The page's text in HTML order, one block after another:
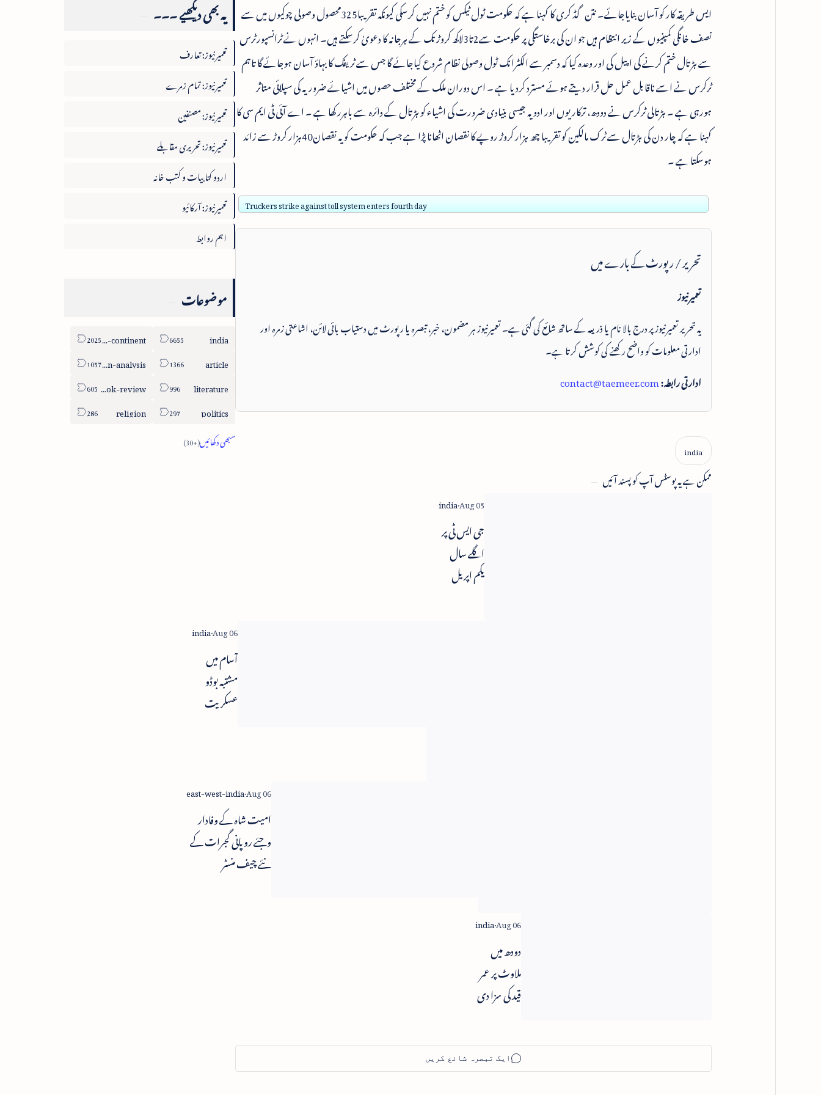
ایس طریقہ کار کو آسان بنایاجائے۔ نتن گڈ کری کا کہنا ہے کہ حکومت ٹول ٹیکس کو ختم نہیں کرسکی کیونکہ تقریبا325محصول وصولی چوکیوں میں سے
نصف خانگی کمپنیوں کے زیر انتظام ہیں جو ان کی برخاستگی پر حکومت سے2تا3لاکھ کروڑ تک کے ہرجانہ کا دعویٰ کرسکتے ہیں۔ انہوں نے ٹرانسپورٹرس
سے ہڑتال ختم کرنے کی اپیل کی اور وعدہ کیا کہ دسمبر سے الکٹرانک ٹول وصولی نظام شروع کیاجائے گا جس سے ٹریفک کا بہاؤ آسان ہوجائے گا تاہم
ٹرکرس نے اسے ناقابل عمل حل قرار دیتے ہوئے مسترد کردیا ہے ۔ اس دوران ملک کے مختلف حصوں میں اشیائے ضروریہ کی سپلائی متاثر
ہورہی ہے ۔ ہڑتالی ٹرکرس نے دودھ، ترکاریوں اور ادویہ جیسی بنیادی ضرورت کی اشیاء کو ہڑتال کے دائرہ سے باہرر کھا ہے ۔ اے آئی ٹی ایم سی کا
کہنا ہے کہ چار دن کی ہڑتال سے ٹرک مالکین کو تقریبا چھ ہزار کروڑ روپے کا نقصان اٹھانا پڑا ہے جب کہ حکومت کو یہ نقصان40ہزار کروڑ سے زائد
ہوسکتا ہے ۔
Truckers strike against toll system enters fourth day
تحریر / رپورٹ کے بارے میں
تعمیرنیوز
یہ تحریر تعمیرنیوز پر درج بالا نام یا ذریعہ کے ساتھ شائع کی گئی ہے۔ تعمیرنیوز ہر مضمون، خبر، تبصرہ یا رپورٹ میں دستیاب بائی لائن، اشاعتی زمرہ اور
ادارتی معلومات کو واضح رکھنے کی کوشش کرتا ہے۔
ادارتی رابطہ:contact@taemeer.com
ممکن ہے یہ پوسٹس آپ کو پسند آئیں
جی ایس ٹی پر
اگلے سال
یکم اپریل
آسام میں
مشتبہ بوڈو
عسکریت
ناتھ سنگھ
امیت شاہ کے وفادار
وجئے روپانی گجرات کے
نئے چیف منسٹر
دودھ میں
ملاوٹ پر عمر
قید کی سزا دی
یہ بھی دیکھیے ۔۔۔
تعمیرنیوز: تعارف
تعمیرنیوز: تمام زمرے
تعمیرنیوز: مصنفین
تعمیرنیوز: تحریری مقابلے
اردو کتابیات و کتب خانہ
تعمیرنیوز: آرکائیو
اہم روابط
موضوعات
india
sub-continent
article
column-analysis
literature
book-review
politics
religion